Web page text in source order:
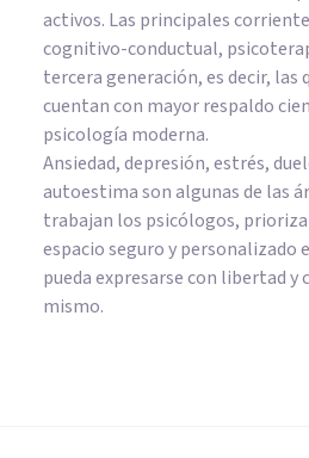
activos. Las principales
cognitivo-conductual,
tercera generación, es decir, las
cuentan con mayor respaldo
psicología moderna.
Ansiedad, depresión, estrés,
autoestima son algunas de las
trabajan los psicólogos,
espacio seguro y personalizado
pueda expresarse con libertad y
mismo.